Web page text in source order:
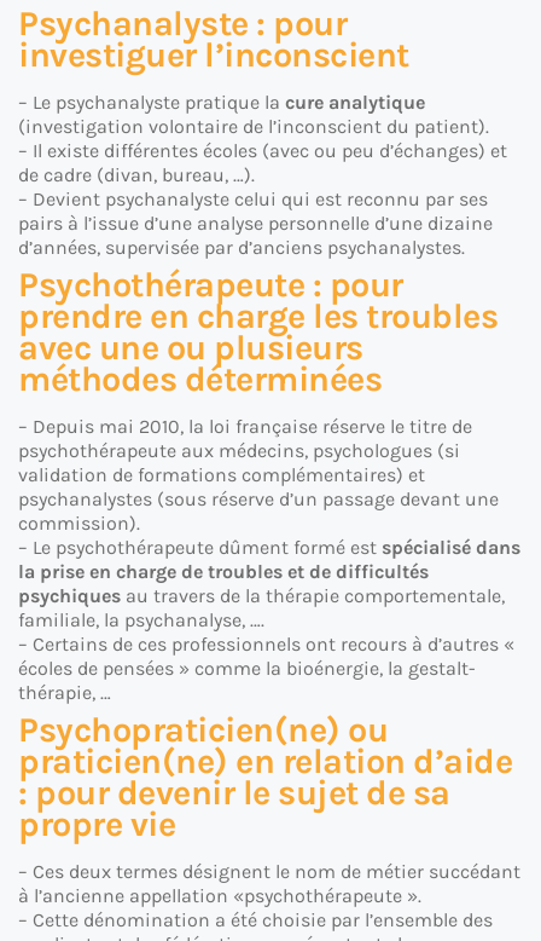
Psychanalyste : pour
investiguer l’inconscient
– Le psychanalyste pratique la cure analytique
(investigation volontaire de l’inconscient du patient).
– Il existe différentes écoles (avec ou peu d’échanges) et
de cadre (divan, bureau, …).
– Devient psychanalyste celui qui est reconnu par ses
pairs à l’issue d’une analyse personnelle d’une dizaine
d’années, supervisée par d’anciens psychanalystes.
Psychothérapeute : pour
prendre en charge les troubles
avec une ou plusieurs
méthodes déterminées
– Depuis mai 2010, la loi française réserve le titre de
psychothérapeute aux médecins, psychologues (si
validation de formations complémentaires) et
psychanalystes (sous réserve d’un passage devant une
commission).
– Le psychothérapeute dûment formé est spécialisé dans
la prise en charge de troubles et de difficultés
psychiques au travers de la thérapie comportementale,
familiale, la psychanalyse, ….
– Certains de ces professionnels ont recours à d’autres «
écoles de pensées » comme la bioénergie, la gestalt-
thérapie, …
Psychopraticien(ne) ou
praticien(ne) en relation d’aide
: pour devenir le sujet de sa
propre vie
– Ces deux termes désignent le nom de métier succédant
à l’ancienne appellation «psychothérapeute ».
– Cette dénomination a été choisie par l’ensemble des